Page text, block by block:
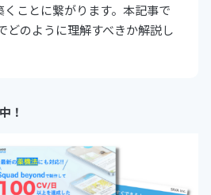
ことに繋がります。本記事で
どのように理解すべきか解説し
！